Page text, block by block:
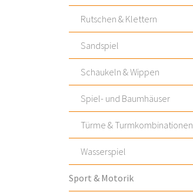
Rutschen & Klettern
Sandspiel
Schaukeln & Wippen
Spiel- und Baumhäuser
Türme & Turmkombinationen
Wasserspiel
Sport & Motorik